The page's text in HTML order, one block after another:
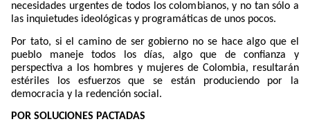
necesidades urgentes de todos los colombianos, y no tan sólo a
las inquietudes ideológicas y programáticas de unos pocos.
Por tato, si el camino de ser gobierno no se hace algo que el
pueblo maneje todos los días, algo que de confianza y
perspectiva a los hombres y mujeres de Colombia, resultarán
estériles los esfuerzos que se están produciendo por la
democracia y la redención social.
POR SOLUCIONES PACTADAS